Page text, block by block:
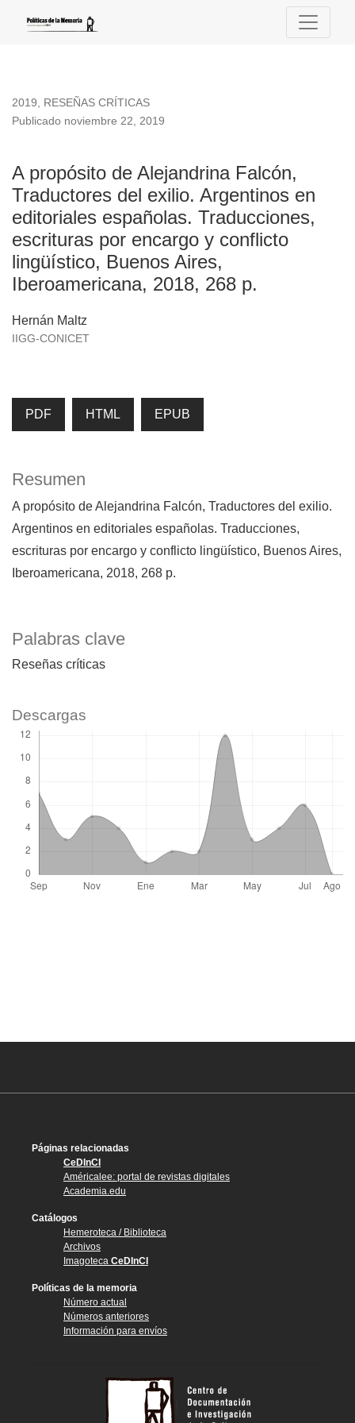
A propósito de Alejandrina Falcón, Traductores del exilio.
2019, RESEÑAS CRÍTICAS
A propósito de Alejandrina Falcón,
Traductores del exilio. Argentinos en
editoriales españolas. Traducciones,
escrituras por encargo y conflicto
lingüístico, Buenos Aires,
Iberoamericana, 2018, 268 p.
Publicado noviembre 22, 2019
Hernán Maltz
IIGG-CONICET
PDF HTML EPUB
Palabras clave
Reseñas críticas
Resumen
A propósito de Alejandrina Falcón, Traductores del exilio.
Argentinos en editoriales españolas. Traducciones,
escrituras por encargo y conflicto lingüístico, Buenos Aires,
Iberoamericana, 2018, 268 p.
Descargas
Páginas relacionadas
CeDInCI
Américalee: portal de revistas digitales
Academia.edu
Catálogos
Hemeroteca / Biblioteca
Archivos
Imagoteca CeDInCI
Políticas de la memoria
Número actual
Números anteriores
Información para envíos